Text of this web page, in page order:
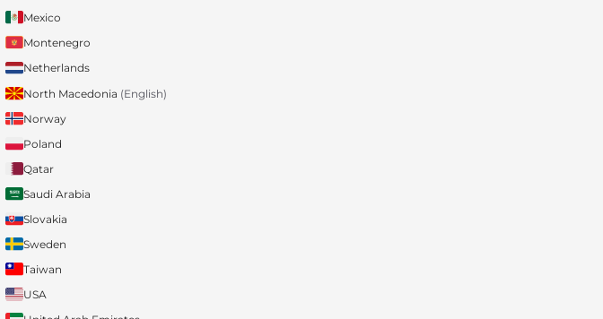
Mexico
Montenegro
Netherlands
North Macedonia (English)
Norway
Poland
Qatar
Saudi Arabia
Slovakia
Sweden
Taiwan
USA